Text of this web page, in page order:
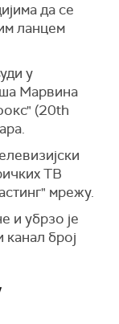
да се
ланцем
у
Марвина
(20th
ТВ
мрежу.
и убрзо је
број